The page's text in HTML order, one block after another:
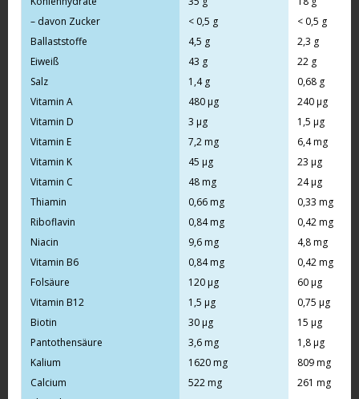
– davon Zucker
< 0,5 g
< 0,5 g
Ballaststoffe
4,5 g
2,3 g
Eiweiß
43 g
22 g
Salz
1,4 g
0,68 g
Vitamin A
480 µg
240 µg
Vitamin D
3 µg
1,5 µg
Vitamin E
7,2 mg
6,4 mg
Vitamin K
45 µg
23 µg
Vitamin C
48 mg
24 µg
Thiamin
0,66 mg
0,33 mg
Riboflavin
0,84 mg
0,42 mg
Niacin
9,6 mg
4,8 mg
Vitamin B6
0,84 mg
0,42 mg
Folsäure
120 µg
60 µg
Vitamin B12
1,5 µg
0,75 µg
Biotin
30 µg
15 µg
Pantothensäure
3,6 mg
1,8 µg
Kalium
1620 mg
809 mg
Calcium
522 mg
261 mg